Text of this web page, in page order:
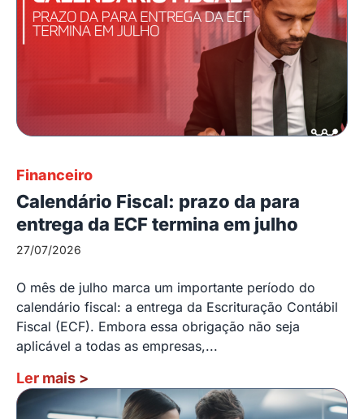
Financeiro
Calendário Fiscal: prazo da para
entrega da ECF termina em julho
27/07/2026
O mês de julho marca um importante período do
calendário fiscal: a entrega da Escrituração Contábil
Fiscal (ECF). Embora essa obrigação não seja
aplicável a todas as empresas,...
Ler mais >